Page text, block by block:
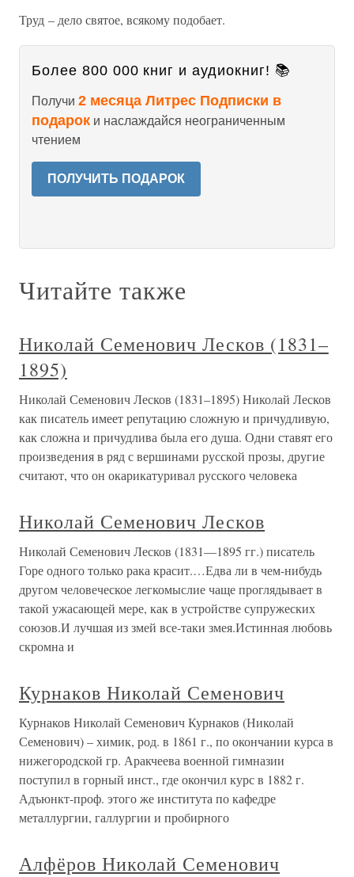
Труд – дело святое, всякому подобает.
Более 800 000 книг и аудиокниг! 📚
Получи 2 месяца Литрес Подписки в
подарок и наслаждайся неограниченным
чтением
ПОЛУЧИТЬ ПОДАРОК
Читайте также
Николай Семенович Лесков (1831–
1895)
Николай Семенович Лесков (1831–1895) Николай Лесков
как писатель имеет репутацию сложную и причудливую,
как сложна и причудлива была его душа. Одни ставят его
произведения в ряд с вершинами русской прозы, другие
считают, что он окарикатуривал русского человека
Николай Семенович Лесков
Николай Семенович Лесков (1831—1895 гг.) писатель
Горе одного только рака красит.…Едва ли в чем-нибудь
другом человеческое легкомыслие чаще проглядывает в
такой ужасающей мере, как в устройстве супружеских
союзов.И лучшая из змей все-таки змея.Истинная любовь
скромна и
Курнаков Николай Семенович
Курнаков Николай Семенович Курнаков (Николай
Семенович) – химик, род. в 1861 г., по окончании курса в
нижегородской гр. Аракчеева военной гимназии
поступил в горный инст., где окончил курс в 1882 г.
Адъюнкт-проф. этого же института по кафедре
металлургии, галлургии и пробирного
Алфёров Николай Семенович